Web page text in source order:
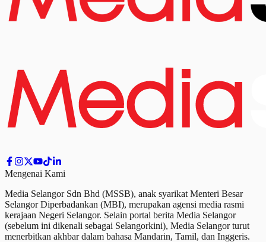
Mengenai Kami
Media Selangor Sdn Bhd (MSSB), anak syarikat Menteri Besar
Selangor Diperbadankan (MBI), merupakan agensi media rasmi
kerajaan Negeri Selangor. Selain portal berita Media Selangor
(sebelum ini dikenali sebagai Selangorkini), Media Selangor turut
menerbitkan akhbar dalam bahasa Mandarin, Tamil, dan Inggeris.